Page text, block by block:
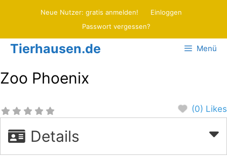
Neue Nutzer: gratis anmelden!
Einloggen
Passwort vergessen?
Tierhausen.de Menü
Zoo Phoenix
(0) Likes
Details